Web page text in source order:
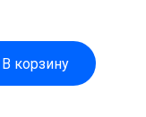
В корзину